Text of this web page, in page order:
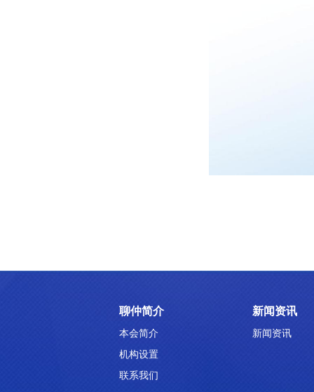
聊仲简介
本会简介
机构设置
联系我们
新闻资讯
新闻资讯